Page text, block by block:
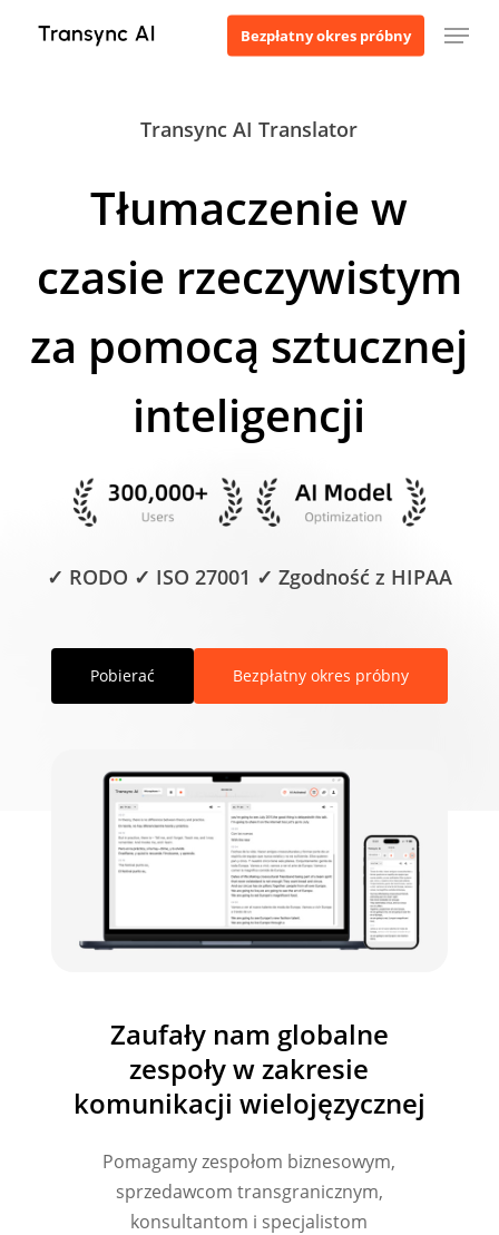
Bezpłatny okres próbny Menu
Transync AI Translator
Tłumaczenie w
czasie rzeczywistym
za pomocą sztucznej
inteligencji
✓ RODO ✓ ISO 27001 ✓ Zgodność z HIPAA
Pobierać Bezpłatny okres próbny
Zaufały nam globalne
zespoły w zakresie
komunikacji wielojęzycznej
Pomagamy zespołom biznesowym,
sprzedawcom transgranicznym,
konsultantom i specjalistom